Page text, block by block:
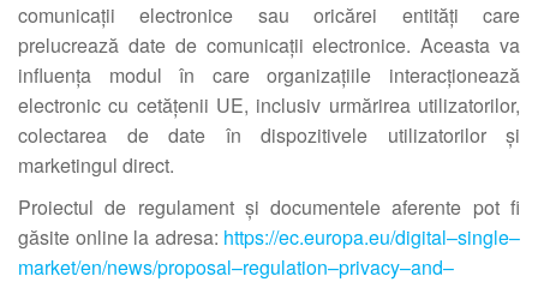
comunicații electronice sau oricărei entități care
prelucrează date de comunicații electronice. Aceasta va
influența modul în care organizațiile interacționează
electronic cu cetățenii UE, inclusiv urmărirea utilizatorilor,
colectarea de date în dispozitivele utilizatorilor și
marketingul direct.
Proiectul de regulament și documentele aferente pot fi
găsite online la adresa: https://ec.europa.eu/digital–single–
market/en/news/proposal–regulation–privacy–and–